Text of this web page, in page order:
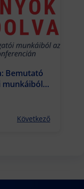
Bemutató
munkáiból
Következő